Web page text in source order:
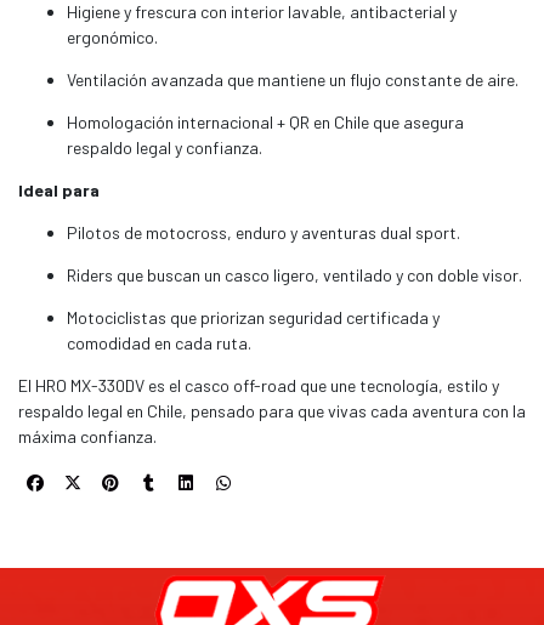
Higiene y frescura con interior lavable, antibacterial y
ergonómico.
Ventilación avanzada que mantiene un flujo constante de aire.
Homologación internacional + QR en Chile que asegura
respaldo legal y confianza.
Ideal para
Pilotos de motocross, enduro y aventuras dual sport.
Riders que buscan un casco ligero, ventilado y con doble visor.
Motociclistas que priorizan seguridad certificada y
comodidad en cada ruta.
El HRO MX-330DV es el casco off-road que une tecnología, estilo y
respaldo legal en Chile, pensado para que vivas cada aventura con la
máxima confianza.